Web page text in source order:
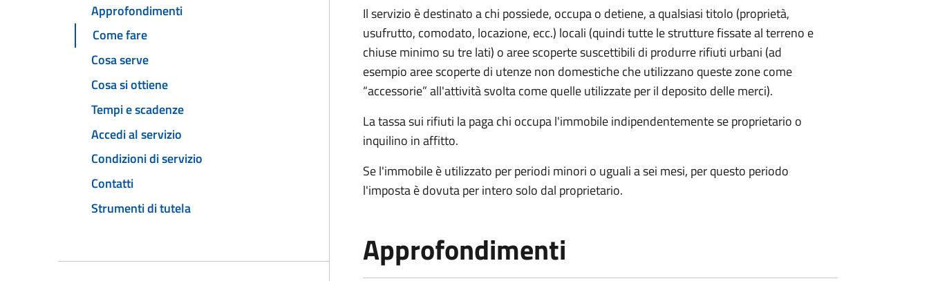
Approfondimenti
Come fare
Cosa serve
Cosa si ottiene
Tempi e scadenze
Accedi al servizio
Condizioni di servizio
Contatti
Strumenti di tutela
Il servizio è destinato achi possiede, occupa o detiene, a qualsiasi titolo (proprietà,
usufrutto, comodato, locazione, ecc.) locali (quindi tutte le strutture fissate al terreno e
chiuse minimo su tre lati) o aree scoperte suscettibili di produrre rifiuti urbani (ad
esempio aree scoperte di utenze non domestiche che utilizzano queste zone come
“accessorie” all'attività svolta come quelle utilizzate per il deposito delle merci).
La tassa sui rifiuti la paga chi occupa l'immobile indipendentemente se proprietario o
inquilino in affitto.
Se l'immobile è utilizzato per periodi minori o uguali a sei mesi, per questo periodo
l'imposta è dovuta per intero solo dal proprietario.
Approfondimenti